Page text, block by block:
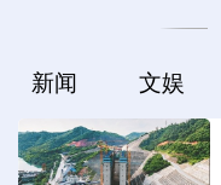
新闻 文娱